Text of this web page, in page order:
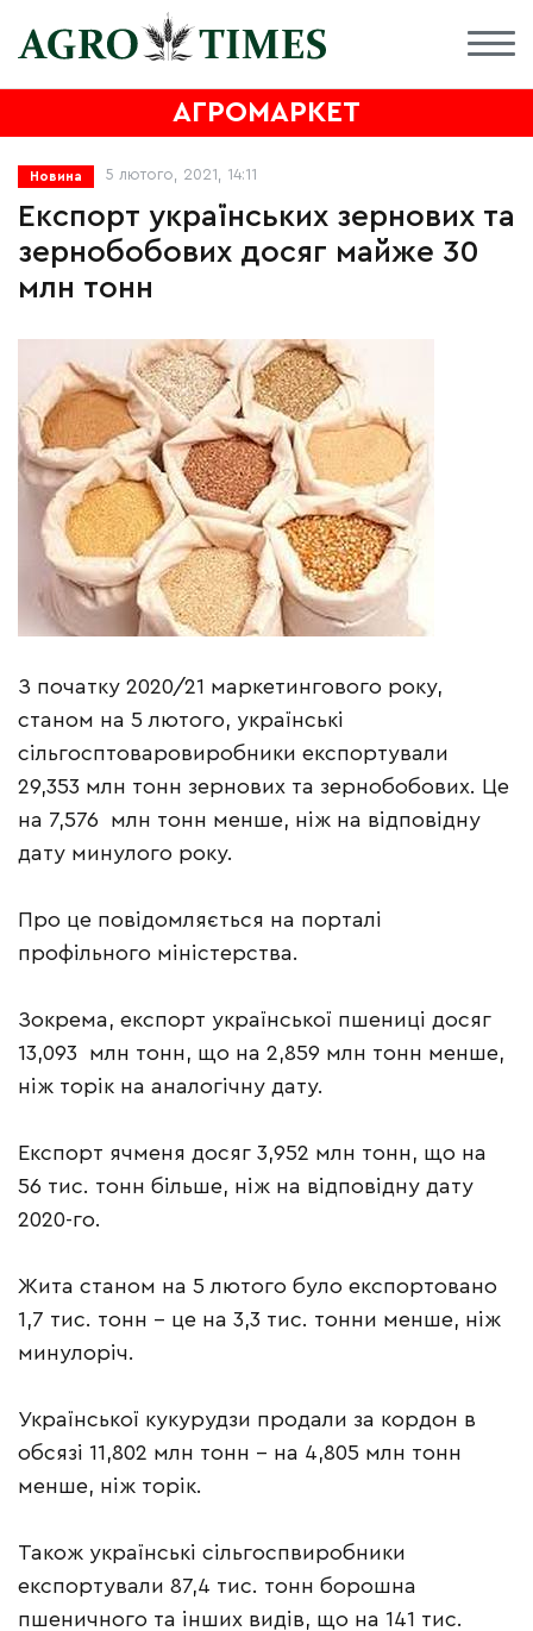
АГРОМАРКЕТ
Новина 5 лютого, 2021, 14:11
Експорт українських зернових та
зернобобових досяг майже 30
млн тонн
З початку 2020/21 маркетингового року,
станом на 5 лютого, українські
сільгосптоваровиробники експортували
29,353 млн тонн зернових та зернобобових. Це
на 7,576 млн тонн менше, ніж на відповідну
дату минулого року.
Про це повідомляється на порталі
профільного міністерства.
Зокрема, експорт української пшениці досяг
13,093 млн тонн, що на 2,859 млн тонн менше,
ніж торік на аналогічну дату.
Експорт ячменя досяг 3,952 млн тонн, що на
56 тис. тонн більше, ніж на відповідну дату
2020-го.
Жита станом на 5 лютого було експортовано
1,7 тис. тонн – це на 3,3 тис. тонни менше, ніж
минулоріч.
Української кукурудзи продали за кордон в
обсязі 11,802 млн тонн – на 4,805 млн тонн
менше, ніж торік.
Також українські сільгоспвиробники
експортували 87,4 тис. тонн борошна
пшеничного та інших видів, що на 141 тис.